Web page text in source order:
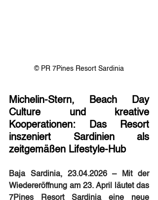
© PR 7Pines Resort Sardinia
Michelin-Stern, Beach Day
Culture und kreative
Kooperationen: Das Resort
inszeniert Sardinien als
zeitgemäßen Lifestyle-Hub
Baja Sardinia, 23.04.2026 – Mit der
Wiedereröffnung am 23. April läutet das
7Pines Resort Sardinia eine neue